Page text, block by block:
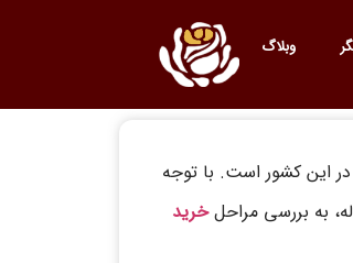
وبلاگ
این کشور است. با توجه
به بررسی مراحلخرید